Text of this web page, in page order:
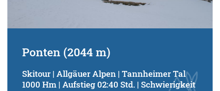
Ponten (2044 m)
Skitour | Allgäuer Alpen | Tannheimer Tal
1000 Hm | Aufstieg 02:40 Std. | Schwierigkeit